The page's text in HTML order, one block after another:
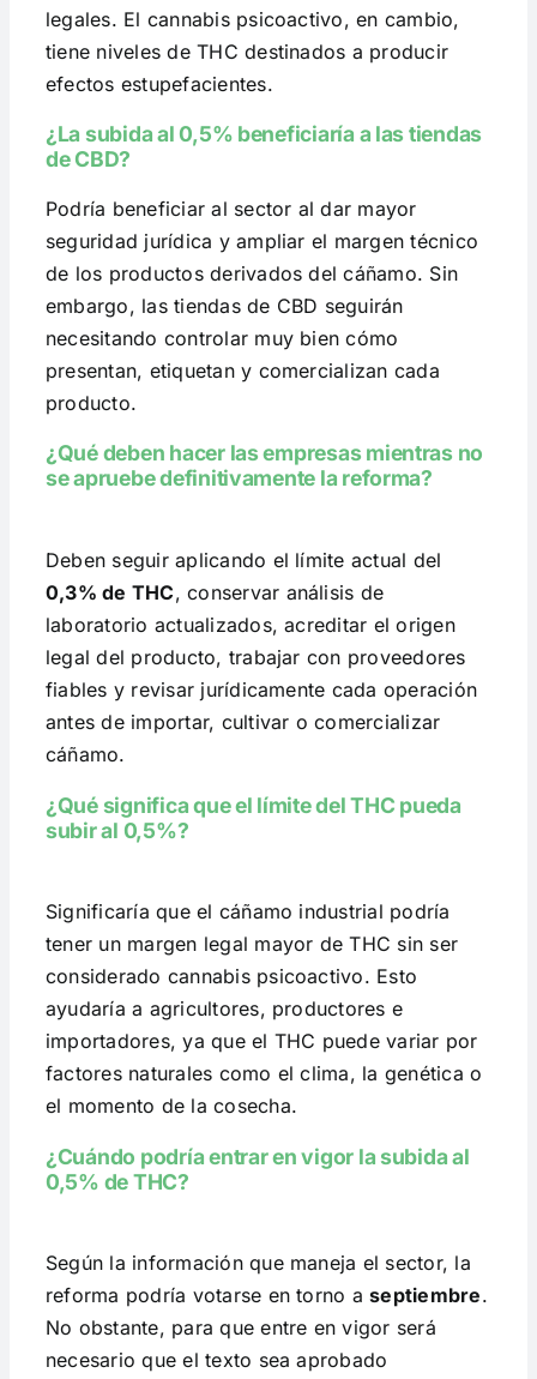
legales. El cannabis psicoactivo, en cambio,
tiene niveles de THC destinados a producir
efectos estupefacientes.
¿La subida al 0,5% beneficiaría a las tiendas
de CBD?
Podría beneficiar al sector al dar mayor
seguridad jurídica y ampliar el margen técnico
de los productos derivados del cáñamo. Sin
embargo, las tiendas de CBD seguirán
necesitando controlar muy bien cómo
presentan, etiquetan y comercializan cada
producto.
¿Qué deben hacer las empresas mientras no
se apruebe definitivamente la reforma?
Deben seguir aplicando el límite actual del
0,3% de THC, conservar análisis de
laboratorio actualizados, acreditar el origen
legal del producto, trabajar con proveedores
fiables y revisar jurídicamente cada operación
antes de importar, cultivar o comercializar
cáñamo.
¿Qué significa que el límite del THC pueda
subir al 0,5%?
Significaría que el cáñamo industrial podría
tener un margen legal mayor de THC sin ser
considerado cannabis psicoactivo. Esto
ayudaría a agricultores, productores e
importadores, ya que el THC puede variar por
factores naturales como el clima, la genética o
el momento de la cosecha.
¿Cuándo podría entrar en vigor la subida al
0,5% de THC?
Según la información que maneja el sector, la
reforma podría votarse en torno aseptiembre.
No obstante, para que entre en vigor será
necesario que el texto sea aprobado